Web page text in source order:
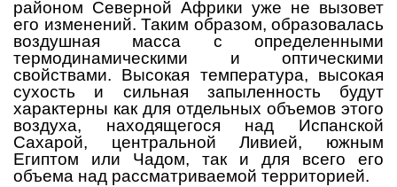
районом Северной Африки уже не вызовет
его изменений. Таким образом, образовалась
воздушная масса с определенными
термодинамическими и оптическими
свойствами. Высокая температура, высокая
сухость и сильная запыленность будут
характерны как для отдельных объемов этого
воздуха, находящегося над Испанской
Сахарой, центральной Ливией, южным
Египтом или Чадом, так и для всего его
объема над рассматриваемой территорией.